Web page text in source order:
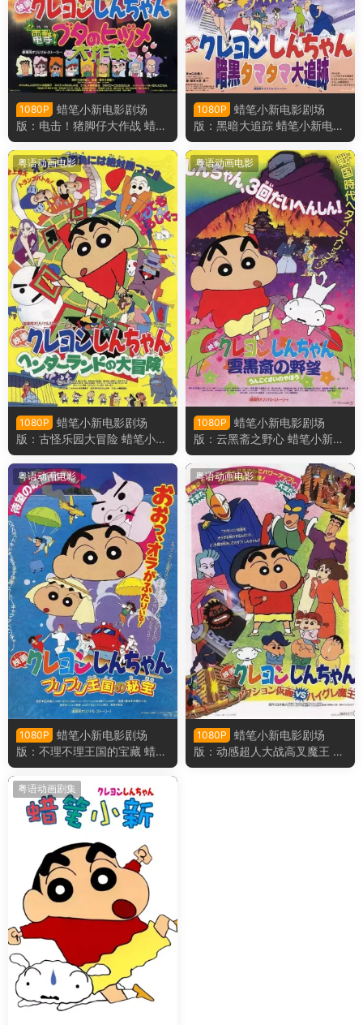
1080P
蜡笔小新电影剧场
版：电击！猪脚仔大作战 蜡笔
小新电影剧场版6：电击！猪
之蹄大作战粤语版
1080P
蜡笔小新电影剧场
版：黑暗大追踪 蜡笔小新电影
剧场版5：黑暗珠珠大追击粤
语版
粤语动画电影
1080P
蜡笔小新电影剧场
版：古怪乐园大冒险 蜡笔小新
电影剧场版4：奇异乐园大冒
险粤语版
粤语动画电影
1080P
蜡笔小新电影剧场
版：云黑斋之野心 蜡笔小新电
影剧场版3：云黑斋的野心粤
语版
粤语动画电影
1080P
蜡笔小新电影剧场
版：不理不理王国的宝藏 蜡笔
小新电影剧场版2：卟哩卟哩
王国的秘密宝藏粤语版
粤语动画电影
1080P
蜡笔小新电影剧场
版：动感超人大战高叉魔王 蜡
笔小新电影剧场版1：动感超人
粤语动画剧集